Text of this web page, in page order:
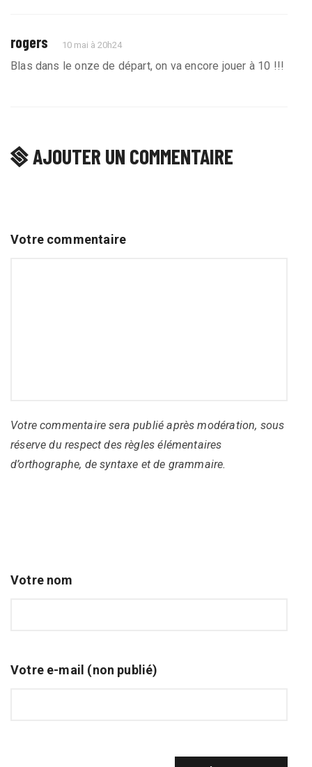
rogers 10 mai à 20h24
Blas dans le onze de départ, on va encore jouer à 10 !!!
AJOUTER UN COMMENTAIRE
Votre commentaire
Votre commentaire sera publié après modération, sous
réserve du respect des règles élémentaires
d’orthographe, de syntaxe et de grammaire.
Votre nom
Votre e-mail (non publié)